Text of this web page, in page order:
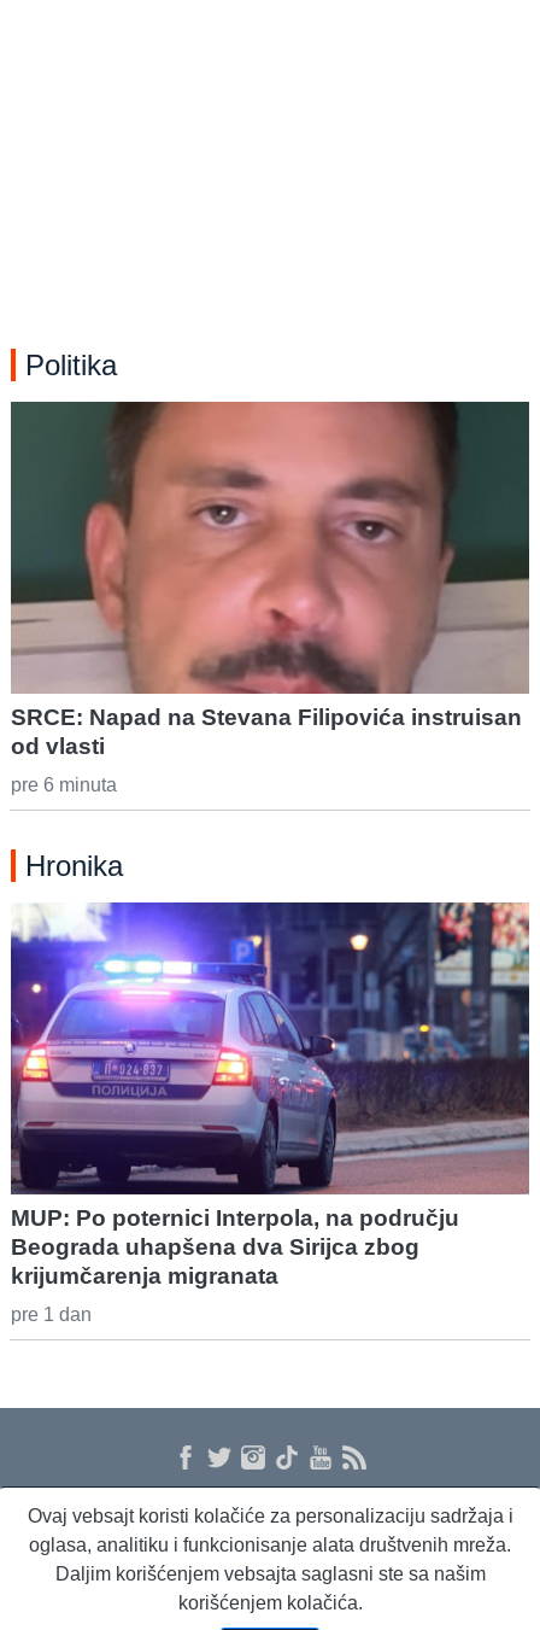
Politika
SRCE: Napad na Stevana Filipovića instruisan
od vlasti
pre 6 minuta
Hronika
MUP: Po poternici Interpola, na području
Beograda uhapšena dva Sirijca zbog
krijumčarenja migranata
pre 1 dan
O nama Proizvodi i usluge Politika privatnosti Kontakt RSS
Dnevni evropski servis
Ovaj vebsajt koristi kolačiće za personalizaciju sadržaja i
oglasa, analitiku i funkcionisanje alata društvenih mreža.
Daljim korišćenjem vebsajta saglasni ste sa našim
korišćenjem kolačića.